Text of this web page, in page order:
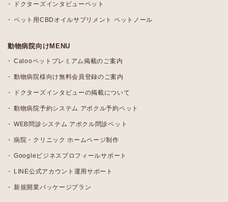
ドクターズインタビューペット
ペット用CBDオイルサプリメント ペットノール
動物病院向けMENU
Calooペットプレミアム掲載のご案内
動物病院様向け無料会員登録のご案内
ドクターズインタビューの掲載について
動物病院予約システム アポクル予約ペット
WEB問診システム アポクル問診ペット
病院・クリニック ホームページ制作
Googleビジネスプロフィールサポート
LINE公式アカウント運用サポート
新規開業パッケージプラン